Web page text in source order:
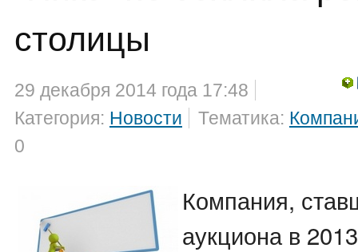
столицы
29 декабря 2014 года 17:48
Категория: Новости Тематика:
0
Компания,
аукциона в